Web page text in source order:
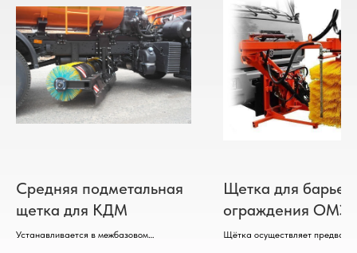
Средняя подметальная
щетка для КДМ
Устанавливается в межбазовом
Щетка для
ограждения
для КДМ
Щётка осуществляет